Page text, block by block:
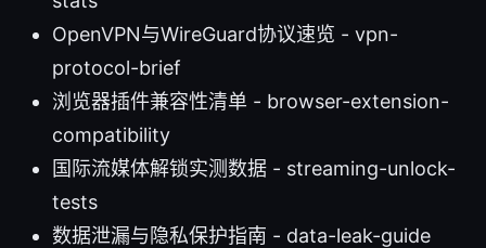
OpenVPN与WireGuard协议速览 - vpn-
protocol-brief
浏览器插件兼容性清单 - browser-extension-
compatibility
国际流媒体解锁实测数据 - streaming-unlock-
tests
数据泄漏与隐私保护指南 - data-leak-guide